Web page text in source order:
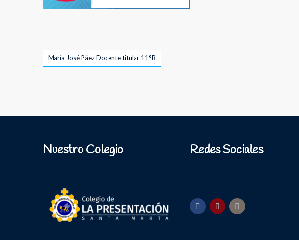
Tags
María José Páez Docente titular 11°B
Nuestro Colegio Redes Sociales